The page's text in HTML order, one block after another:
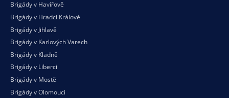
Brigády v Havířově
Brigády v Hradci Králové
Brigády v Jihlavě
Brigády v Karlových Varech
Brigády v Kladně
Brigády v Liberci
Brigády v Mostě
Brigády v Olomouci